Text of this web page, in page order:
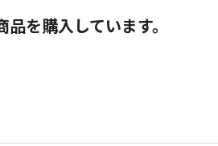
を購入しています。